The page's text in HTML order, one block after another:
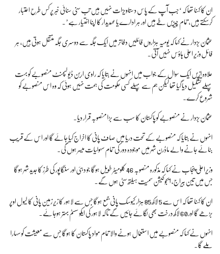
ان کا کہنا تھا کہ ‘جب آپ کے پاس دستاویزات نہیں ہیں تب سنی سنائی خبر پر کس طرح اعتبار
کرسکتے ہیں، تمام چیزیں طے ہیں اور ہر ادارے یا عہدیدار کا اپنا اختیار ہے’۔
عثمان بزدار نے کہا کہ یومیہ ہزاروں فائلیں دفاتر میں ایک جگہ سے دوسری جگہ منتقل ہوتی ہیں، ہر
فائل وزیر اعلیٰ ہاؤس نہیں آتی۔
علاوہ ازیں ایک سوال کے جواب میں انہوں نے بتایا کہ راوی اربن ڈیولپمنٹ منصوبے کو بہت
پہلے تشکیل دیا گیا تھا لیکن ہم سے پہلے کسی حکومت کی ہمت نہیں ہوئی کہ وہ اس منصوبے کو
شروع کرے۔
عثمان بزدار نے منصوبے کو پاکستان کا سب سے بڑا منصوبہ قرار دیا۔
انہوں نے بتایا کہ منصوبے کے تحت دریا میں صاف پانی کا اخراج کیا جائے گا اور اس کے قریب
بنائے جانے والے ماڈرن شہر میں موجودہ دور کی تمام سہولیات میسر ہوں گی۔
وزیراعلیٰ پنجاب نے کہا کہ مذکورہ منصوبہ 46 کلومیٹر طویل ہوگا جو دبئی اور سنگاپور کی طرز کا جدید شہر ہوگا
جس میں تین بیراج، ایجوکیشن سمیت ہیلتھ سٹی ہوں گے۔
ان کا کہنا تھا کہ اس سے 5 لاکھ 85 ہزار کیوسک پانی جمع ہوگا جس سے لاہور کا زیر زمین پانی کا لیول اوپر
بڑھے گا اور 60 لاکھ درخت بھی لگائے جائیں گے تاکہ لاہور کی ایکو سسٹم بہتر ہوجائے۔
انہوں نے کہا کہ منصوبے میں استعمال ہونے والا تمام مواد پاکستان کا ہوگا جس سے معیشت کو سہارا
ملے گا۔